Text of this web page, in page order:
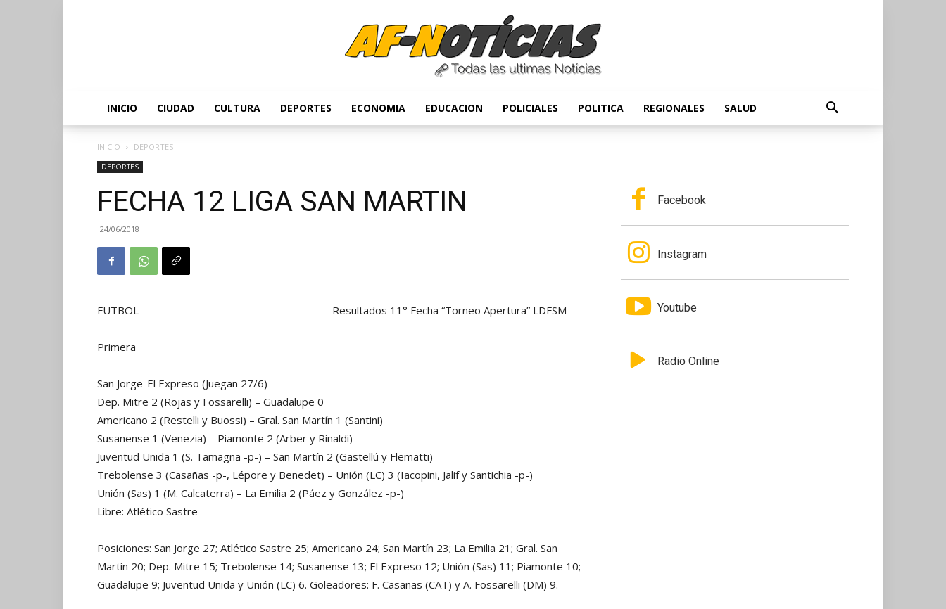
Anyulin
INICIO CIUDAD CULTURA DEPORTES ECONOMIA EDUCACION POLICIALES POLITICA REGIONALES SALUD
INICIO DEPORTES
DEPORTES
FECHA 12 LIGA SAN MARTIN
24/06/2018
FUTBOL -Resultados 11° Fecha “Torneo Apertura” LDFSM
Primera
San Jorge-El Expreso (Juegan 27/6)
Dep. Mitre 2 (Rojas y Fossarelli) – Guadalupe 0
Americano 2 (Restelli y Buossi) – Gral. San Martín 1 (Santini)
Susanense 1 (Venezia) – Piamonte 2 (Arber y Rinaldi)
Juventud Unida 1 (S. Tamagna -p-) – San Martín 2 (Gastellú y Flematti)
Trebolense 3 (Casañas -p-, Lépore y Benedet) – Unión (LC) 3 (Iacopini, Jalif y Santichia -p-)
Unión (Sas) 1 (M. Calcaterra) – La Emilia 2 (Páez y González -p-)
Libre: Atlético Sastre
Posiciones: San Jorge 27; Atlético Sastre 25; Americano 24; San Martín 23; La Emilia 21; Gral. San
Martín 20; Dep. Mitre 15; Trebolense 14; Susanense 13; El Expreso 12; Unión (Sas) 11; Piamonte 10;
Guadalupe 9; Juventud Unida y Unión (LC) 6. Goleadores: F. Casañas (CAT) y A. Fossarelli (DM) 9.
Facebook
Instagram
Youtube
Radio Online